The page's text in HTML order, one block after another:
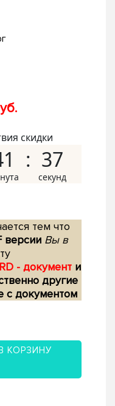
скидки
36
тем что
версии Вы в
- документ и
другие
с документом
КОРЗИНУ